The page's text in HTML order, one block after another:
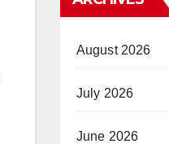
August 2026
July 2026
June 2026